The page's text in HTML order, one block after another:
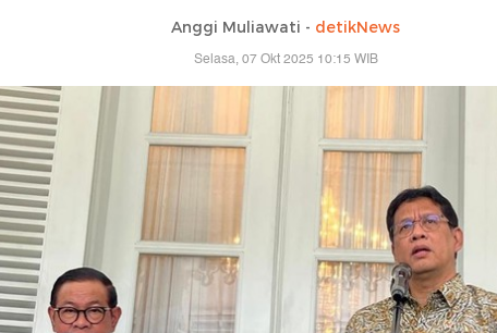
Anggi Muliawati - detikNews
Selasa, 07 Okt 2025 10:15 WIB